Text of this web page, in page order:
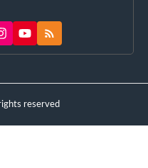
rights reserved